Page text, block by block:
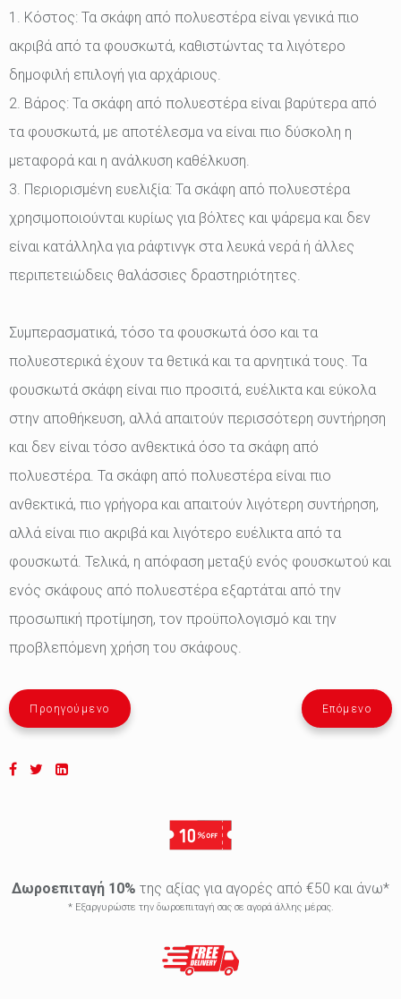
1. Κόστος: Τα σκάφη από πολυεστέρα είναι γενικά πιο
ακριβά από τα φουσκωτά, καθιστώντας τα λιγότερο
δημοφιλή επιλογή για αρχάριους.
2. Βάρος: Τα σκάφη από πολυεστέρα είναι βαρύτερα από
τα φουσκωτά, με αποτέλεσμα να είναι πιο δύσκολη η
μεταφορά και η ανάλκυση καθέλκυση.
3. Περιορισμένη ευελιξία: Τα σκάφη από πολυεστέρα
χρησιμοποιούνται κυρίως για βόλτες και ψάρεμα και δεν
είναι κατάλληλα για ράφτινγκ στα λευκά νερά ή άλλες
περιπετειώδεις θαλάσσιες δραστηριότητες.
Συμπερασματικά, τόσο τα φουσκωτά όσο και τα
πολυεστερικά έχουν τα θετικά και τα αρνητικά τους. Τα
φουσκωτά σκάφη είναι πιο προσιτά, ευέλικτα και εύκολα
στην αποθήκευση, αλλά απαιτούν περισσότερη συντήρηση
και δεν είναι τόσο ανθεκτικά όσο τα σκάφη από
πολυεστέρα. Τα σκάφη από πολυεστέρα είναι πιο
ανθεκτικά, πιο γρήγορα και απαιτούν λιγότερη συντήρηση,
αλλά είναι πιο ακριβά και λιγότερο ευέλικτα από τα
φουσκωτά. Τελικά, η απόφαση μεταξύ ενός φουσκωτού και
ενός σκάφους από πολυεστέρα εξαρτάται από την
προσωπική προτίμηση, τον προϋπολογισμό και την
προβλεπόμενη χρήση του σκάφους.
Προηγούμενο Επόμενο
Δωροεπιταγή 10% της αξίας για αγορές από €50 και άνω*
* Εξαργυρώστε την δωροεπιταγή σας σε αγορά άλλης μέρας.